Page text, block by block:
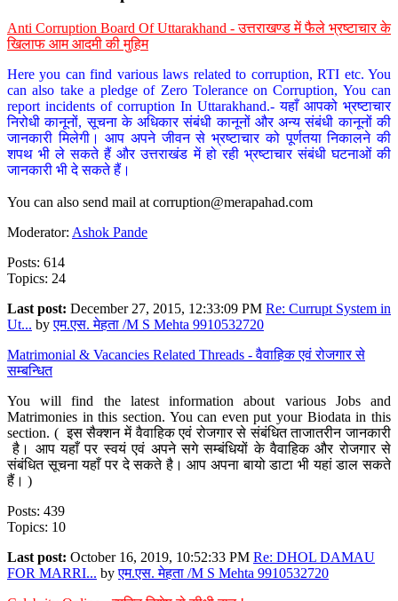
Anti Corruption Board Of Uttarakhand - उत्तराखण्ड में फैले भ्रष्टाचार के
खिलाफ आम आदमी की मुहिम
Here you can find various laws related to corruption, RTI etc. You
can also take a pledge of Zero Tolerance on Corruption, You can
report incidents of corruption In Uttarakhand.- यहाँ आपको भ्रष्टाचार
निरोधी कानूनों, सूचना के अधिकार संबंधी कानूनों और अन्य संबंधी कानूनों की
जानकारी मिलेगी। आप अपने जीवन से भ्रष्टाचार को पूर्णतया निकालने की
शपथ भी ले सकते हैं और उत्तराखंड में हो रही भ्रष्टाचार संबंधी घटनाओं की
जानकारी भी दे सकते हैं।
You can also send mail at corruption@merapahad.com
Moderator: Ashok Pande
Posts: 614
Topics: 24
Last post: December 27, 2015, 12:33:09 PM Re: Currupt System in
Ut... byएम.एस. मेहता /M S Mehta 9910532720
Matrimonial & Vacancies Related Threads - वैवाहिक एवं रोजगार से
सम्बन्धित
You will find the latest information about various Jobs and
Matrimonies in this section. You can even put your Biodata in this
section. ( इस सैक्शन में वैवाहिक एवं रोजगार से संबंधित ताजातरीन जानकारी
है। आप यहाँ पर स्वयं एवं अपने सगे सम्बंधियों के वैवाहिक और रोजगार से
संबंधित सूचना यहाँ पर दे सकते है। आप अपना बायो डाटा भी यहां डाल सकते
हैं। )
Posts: 439
Topics: 10
Last post: October 16, 2019, 10:52:33 PM Re: DHOL DAMAU
FOR MARRI... byएम.एस. मेहता /M S Mehta 9910532720